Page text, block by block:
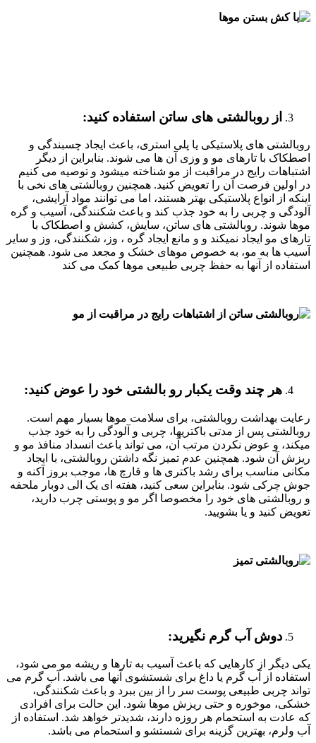
از روبالشتی های ساتن استفاده کنید:
روبالشتی های پلاستیکی یا پلی استری، باعث ایجاد چسبندگی و
اصطکاک با تارهای مو و وزی آن ها می شوند. بنابراین از دیگر
اشتباهات رایج در مراقبت از مو شناخته میشود و توصیه می کنیم
در اولین فرصت آن را تعویض کنید. همچنین روبالشتی های نخی با
اینکه از انواع پلاستیکی بهتر هستند، اما می توانند مواد آرایشی،
آلودگی و چربی را به خود جذب کند و باعث شکنندگی، آسیب و گره
موها شوند. روبالشتی های ساتن، سایش، کشش و اصطکاک با
تارهای مو ایجاد نمیکند و و مانع ایجاد گره ، وز، شکنندگی، وز و سایر
آسیب ها به مو، به خصوص موهای خشک و مجعد می شود. همچنین
استفاده از آنها به حفظ چربی طبیعی موها کمک می کند
هر چند وقت یکبار رو بالشتی خود را عوض کنید:
رعایت بهداشت روبالشتی، برای سلامت موها بسیار مهم است.
روبالشتی پس از مدتی باکتریها، چربی و آلودگی را به خود جذب
میکند، و عوض نکردن مرتب آن، می تواند باعث انسداد منافذ مو و
ریزش آن شود. همچنین عدم تمیز نگه داشتن روبالشتی، با ایجاد
مکانی مناسب برای رشد باکتری ها و قارچ ها، موجب بروز آکنه و
جوش چرکی شود. بنابراین سعی کنید، هفته ای یک الی دوبار ملحفه
و روبالشتی های خود را مخصوصا اگر مو و پوستی چرب دارید،
تعویض کنید و یا بشویید.
دوش آب گرم نگیرید:
یکی دیگر از کارهایی که باعث آسیب به تارها و ریشه مو می شود،
استفاده از آب گرم یا داغ برای شستشوی آنها می باشد. آب گرم می
تواند چربی طبیعی پوست سر را از بین ببرد و باعث شکنندگی،
خشکی، موخوره و حتی ریزش موها شود. این حالت برای افرادی
که عادت به استحمام هر روزه دارند، شدیدتر خواهد شد. استفاده از
آب ولرم، بهترین گزینه برای شستشو و استحمام می باشد.